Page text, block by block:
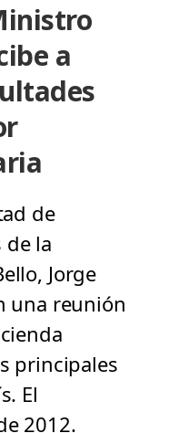
a
de
de la
Jorge
una reunión
principales
El
2012.